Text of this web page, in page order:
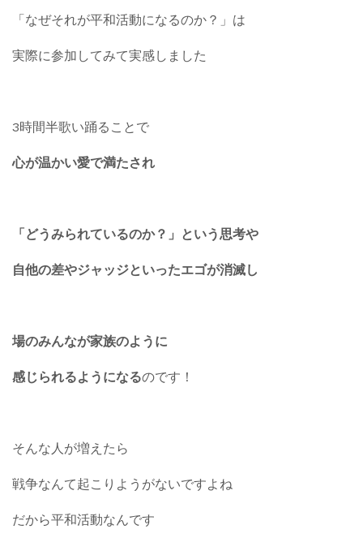
「なぜそれが平和活動になるのか？」は
実際に参加してみて実感しました
3時間半歌い踊ることで
心が温かい愛で満たされ
「どうみられているのか？」という思考や
自他の差やジャッジといったエゴが消滅し
場のみんなが家族のように
感じられるようになるのです！
そんな人が増えたら
戦争なんて起こりようがないですよね
だから平和活動なんです